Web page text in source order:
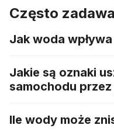
Często
Jak woda
Jakie są oznaki
samochodu
Ile wody może